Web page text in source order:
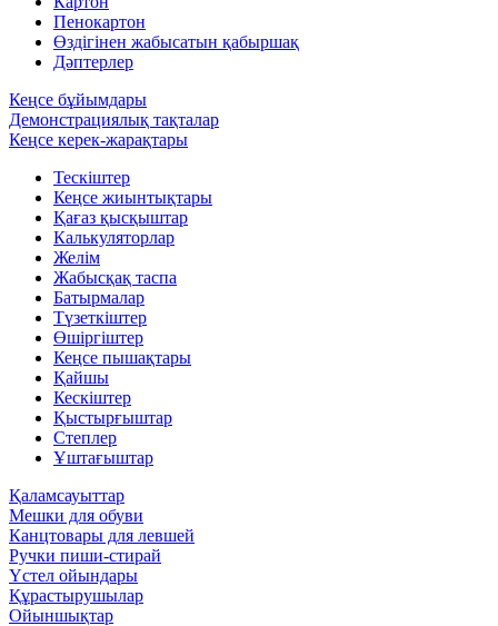
Пенокартон
Өздігінен жабысатын қабыршақ
Дәптерлер
Кеңсе бұйымдары
Демонстрациялық тақталар
Кеңсе керек-жарақтары
Тескіштер
Кеңсе жиынтықтары
Қағаз қысқыштар
Калькуляторлар
Желім
Жабысқақ таспа
Батырмалар
Түзеткіштер
Өшіргіштер
Кеңсе пышақтары
Қайшы
Кескіштер
Қыстырғыштар
Степлер
Ұштағыштар
Қаламсауыттар
Мешки для обуви
Канцтовары для левшей
Ручки пиши-стирай
Үстел ойындары
Құрастырушылар
Ойыншықтар